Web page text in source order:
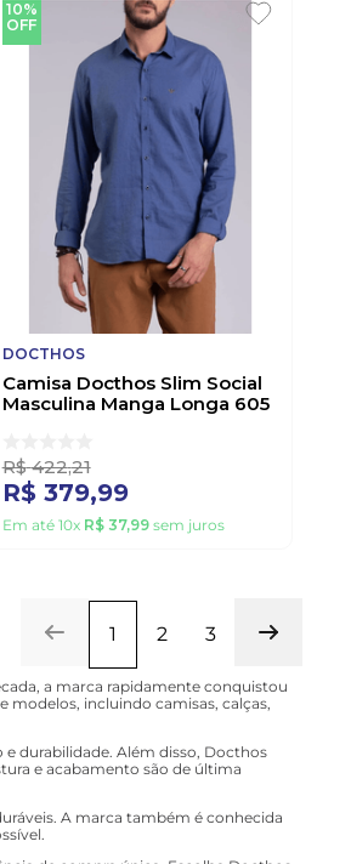
10%
OFF
DOCTHOS
Camisa Docthos Slim Social
Masculina Manga Longa 605
R$ 422,21
R$ 379,99
Em até 10x R$ 37,99sem juros
1 2 3
a marca rapidamente conquistou
modelos, incluindo camisas, calças,
durabilidade. Além disso, Docthos
e acabamento são de última
A marca também é conhecida